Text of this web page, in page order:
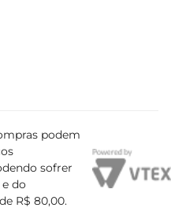
podem
sofrer
do
R$ 80,00.